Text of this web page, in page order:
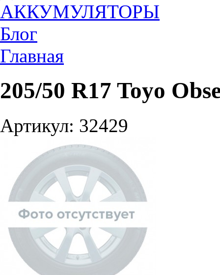
АККУМУЛЯТОРЫ
Блог
Главная
205/50 R17 Toyo
Артикул: 32429